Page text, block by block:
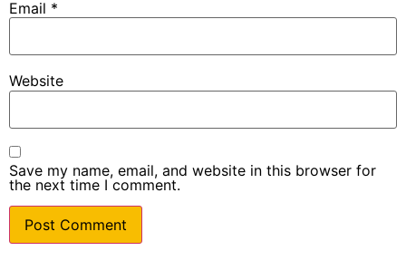
Email *
Website
Save my name, email, and website in this browser for
the next time I comment.